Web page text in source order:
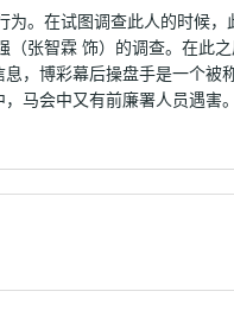
。在试图调查此人的时候
张智霖 饰）的调查。在此
，博彩幕后操盘手是一个被
，马会中又有前廉署人员